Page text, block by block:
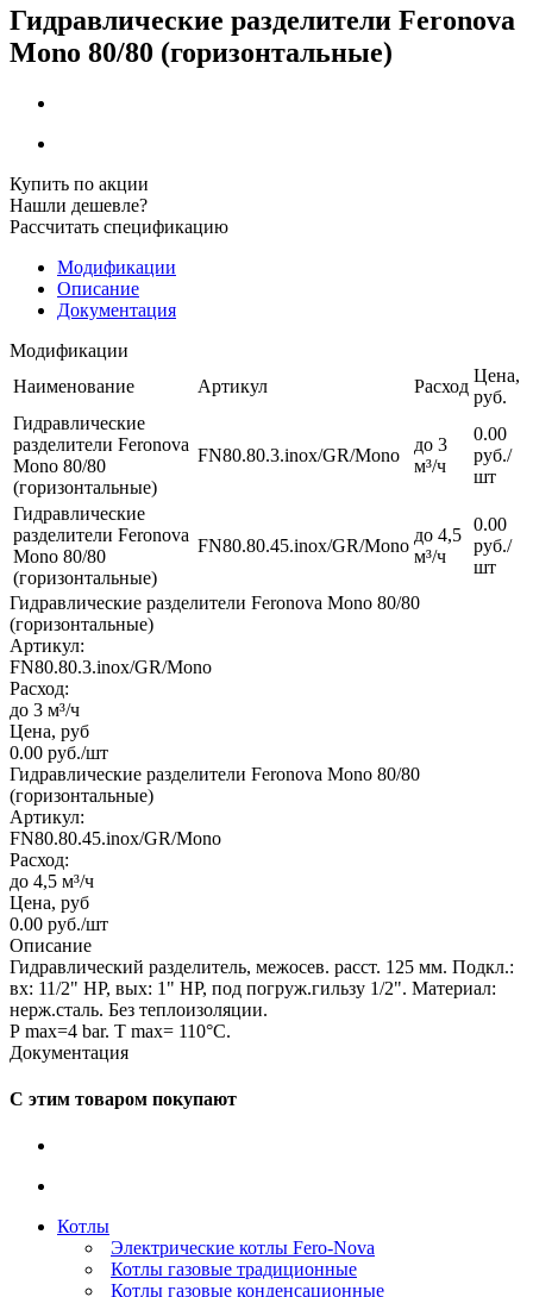
Гидравлические разделители Feronova
Mono 80/80 (горизонтальные)
Купить по акции
Нашли дешевле?
Рассчитать спецификацию
Модификации
Описание
Документация
Модификации
Наименование
Артикул Расход
Цена,
pуб.
Гидравлические
разделители Feronova
Mono 80/80
(горизонтальные)
FN80.80.3.inox/GR/Mono
до 3
м³/ч
0.00
руб./
шт
Гидравлические
разделители Feronova
Mono 80/80
(горизонтальные)
FN80.80.45.inox/GR/Mono
до 4,5
м³/ч
0.00
руб./
шт
Гидравлические разделители Feronova Mono 80/80
(горизонтальные)
Артикул:
FN80.80.3.inox/GR/Mono
Расход:
до 3 м³/ч
Цена, руб
0.00 руб./шт
Гидравлические разделители Feronova Mono 80/80
(горизонтальные)
Артикул:
FN80.80.45.inox/GR/Mono
Расход:
до 4,5 м³/ч
Цена, руб
0.00 руб./шт
Описание
Гидравлический разделитель, межосев. расст. 125 мм. Подкл.:
вх: 11/2" НР, вых: 1" НР, под погруж.гильзу 1/2". Материал:
нерж.сталь. Без теплоизоляции.
Р max=4 bar. T max= 110°C.
Документация
С этим товаром покупают
Котлы
Электрические котлы Fero-Nova
Котлы газовые традиционные
Котлы газовые конденсационные